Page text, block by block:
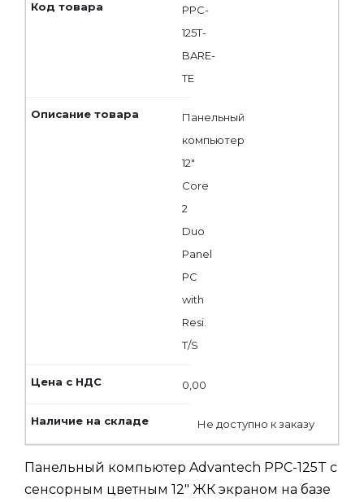
PPC-
125T-
BARE-
TE
Панельный
компьютер
12"
Core
2
Duo
Panel
PC
with
Resi.
T/S
0,00
Не доступно к заказу
Панельный компьютер Advantech PPC-125T с
сенсорным цветным 12" ЖК экраном на базе